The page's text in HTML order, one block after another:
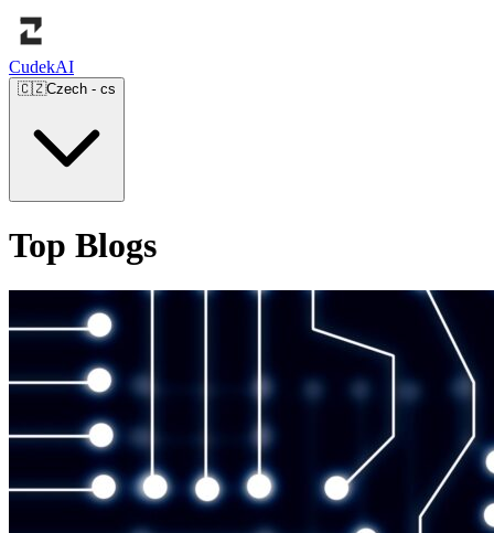
CudekAI
🇨🇿Czech - cs
Top Blogs